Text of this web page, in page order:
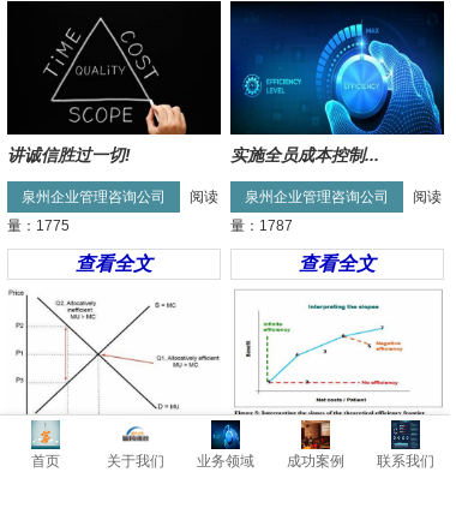
讲诚信胜过一切!
泉州企业管理咨询公司
阅读
量：1775
查看全文
实施全员成本控制...
泉州企业管理咨询公司
阅读
量：1787
查看全文
事前控制比事后算... 成本降一成，利润...
首页 关于我们 业务领域 成功案例 联系我们